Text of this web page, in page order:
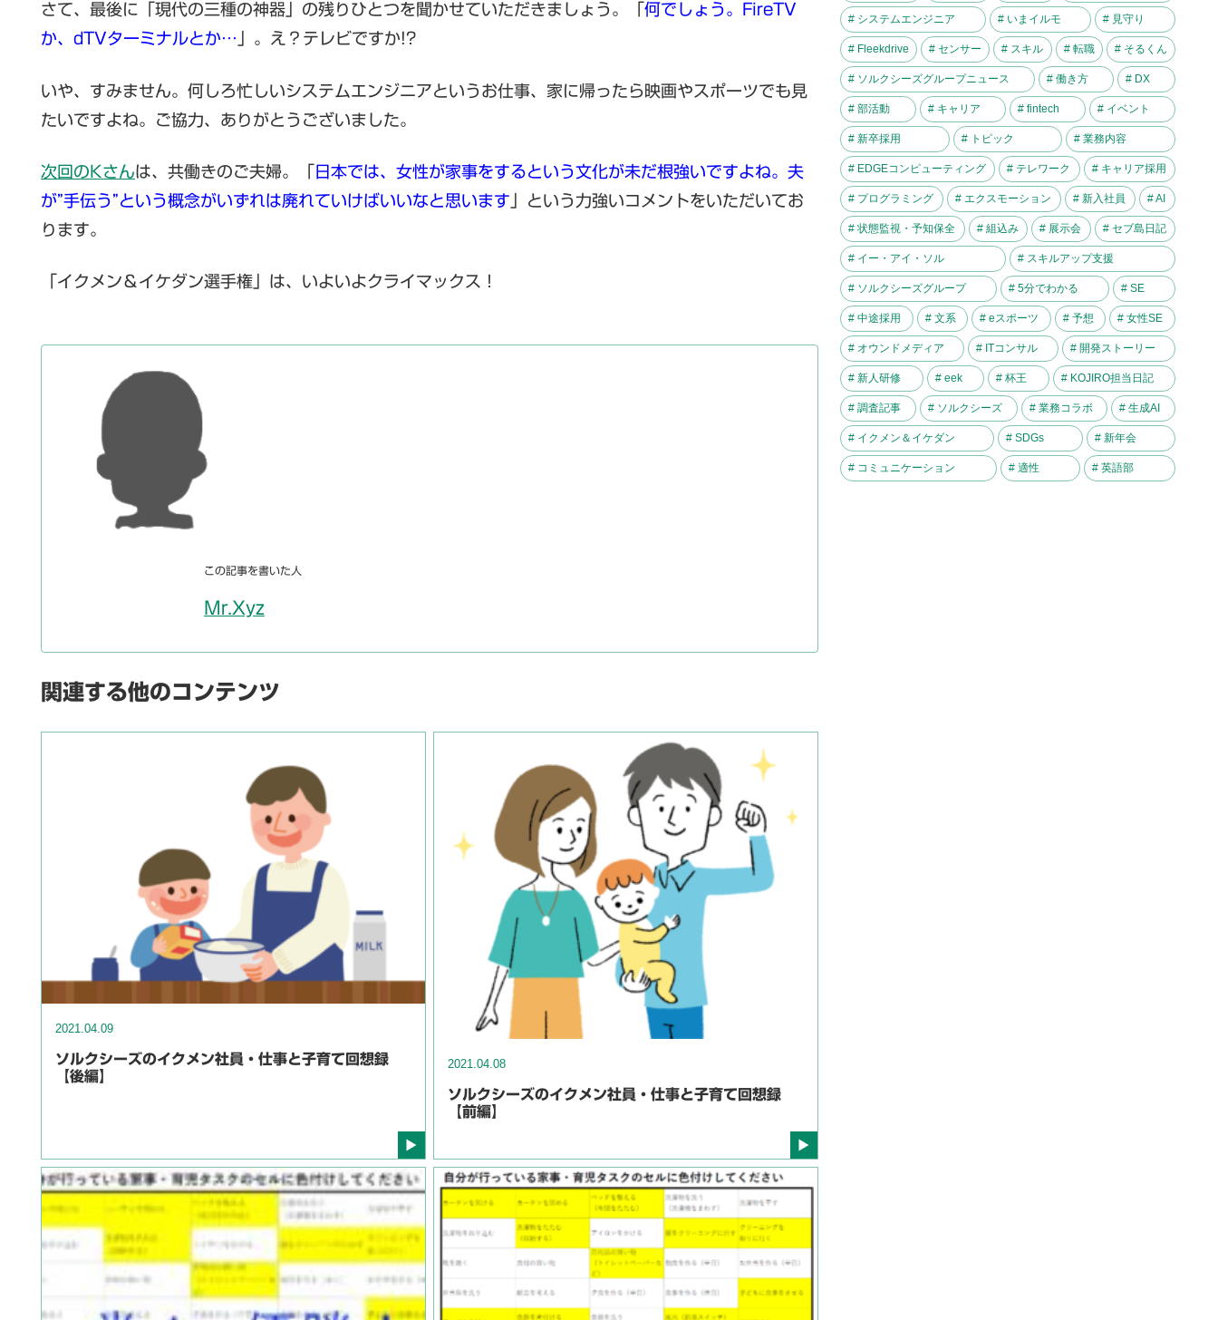
さて、最後に「現代の三種の神器」の残りひとつを聞かせていただきましょう。「 何でしょう。FireTV
か、dTVターミナルとか…
」。え？テレビですか!?
いや、すみません。何しろ忙しいシステムエンジニアというお仕事、家に帰ったら映画やスポーツでも見
たいですよね。ご協力、ありがとうございました。
次回のKさんは、共働きのご夫婦。「
日本では、女性が家事をするという文化が未だ根強いですよね。夫
が”手伝う”という概念がいずれは廃れていけばいいなと思います 」という力強いコメントをいただいてお
ります。
「イクメン＆イケダン選手権」は、いよいよクライマックス！
この記事を書いた人
Mr.Xyz
関連する他のコンテンツ
2021.04.09
ソルクシーズのイクメン社員・仕事と子育て回想録
【後編】
2021.04.08
ソルクシーズのイクメン社員・仕事と子育て回想録
【前編】
# システムエンジニア # いまイルモ # 見守り
# Fleekdrive # センサー # スキル # 転職 # そるくん
# ソルクシーズグループニュース # 働き方 # DX
# 部活動 # キャリア # fintech # イベント
# 新卒採用 # トピック # 業務内容
# EDGEコンピューティング # テレワーク # キャリア採用
# プログラミング # エクスモーション # 新入社員 # AI
# 状態監視・予知保全 # 組込み # 展示会 # セブ島日記
# イー・アイ・ソル # スキルアップ支援
# ソルクシーズグループ # 5分でわかる # SE
# 中途採用 # 文系 # eスポーツ # 予想 # 女性SE
# オウンドメディア # ITコンサル # 開発ストーリー
# 新人研修 # eek # 杯王 # KOJIRO担当日記
# 調査記事 # ソルクシーズ # 業務コラボ # 生成AI
# イクメン＆イケダン # SDGs # 新年会
# コミュニケーション # 適性 # 英語部